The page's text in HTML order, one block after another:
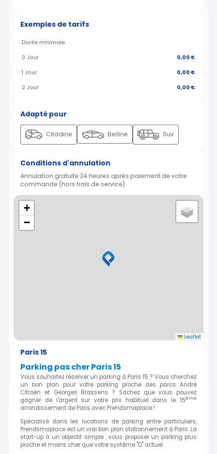
Exemples de tarifs
Durée minimale
0 Jour 0,00 €
1 Jour 0,00 €
2 Jour 0,00 €
Adapté pour
Citadine Berline Suv
Conditions d'annulation
Annulation gratuite 24 heures après paiement de votre
commande (hors frais de service)
+
−
Leaflet
Paris 15
Parking pas cher Paris 15
Vous souhaitez réserver un parking à Paris 15 ? Vous cherchez
un bon plan pour votre parking proche des parcs André
Citroën et Georges Brassens ? Sachez que vous pouvez
gagner de l'argent sur votre prix habituel dans le 15ème
arrondissement de Paris avec Prendsmaplace !
Spécialisé dans les locations de parking entre particuliers,
Prendsmaplace est un vrai bon plan stationnement à Paris. La
start-up à un objectif simple : vous proposer un parking plus
proche et moins cher que votre système "D" actuel.